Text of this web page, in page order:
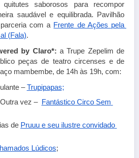
quitutes saborosos para recompor
saudável e equilibrada. Pavilhão
com a Frente de Ações pela
(Fala).
by Claro*: a Trupe Zepelim de
peças de teatro circenses e de
mambembe, de 14h às 19h, com:
– Trupipapas;
vez – Fantástico Circo Sem
de Pruuu e seu ilustre convidado
Lúdicos;